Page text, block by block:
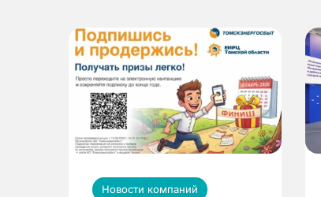
Новости компаний